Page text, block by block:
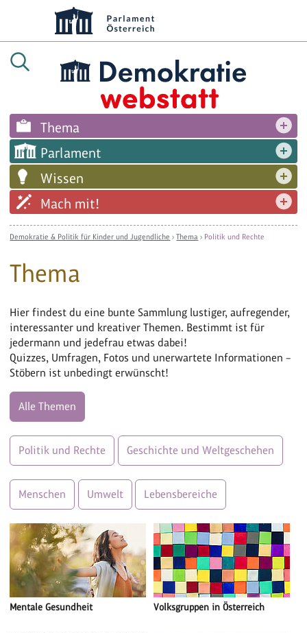
Thema
Parlament
Wissen
Mach mit!
Demokratie & Politik für Kinder und Jugendliche ›Thema › Politik und Rechte
Thema
Hier findest du eine bunte Sammlung lustiger, aufregender,
interessanter und kreativer Themen. Bestimmt ist für
jedermann und jedefrau etwas dabei!
Quizzes, Umfragen, Fotos und unerwartete Informationen –
Stöbern ist unbedingt erwünscht!
Alle Themen
Politik und Rechte Geschichte und Weltgeschehen
Menschen Umwelt Lebensbereiche
Mentale Gesundheit Volksgruppen in Österreich